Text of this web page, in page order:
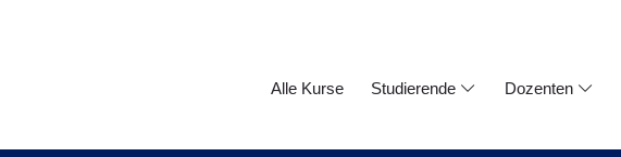
Alle Kurse Studierende Dozenten